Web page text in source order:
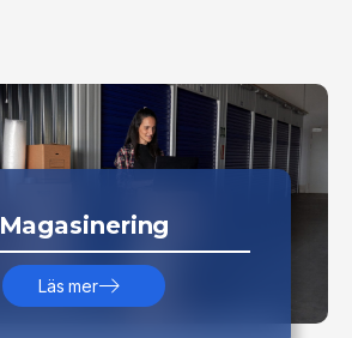
Magasinering
Läs mer